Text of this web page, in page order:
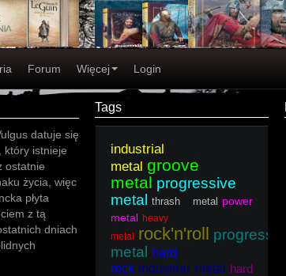
Forum Więcej Login
datuje się
który istnieje
ostatnie
życia, więc
płyta
z tą
dniach
Tags
industrial
metal groove
metal progressive
metal
thrash metal power
metal heavy
metal
rock'n'roll progressive
metal
hard
rock industrial metal
hard